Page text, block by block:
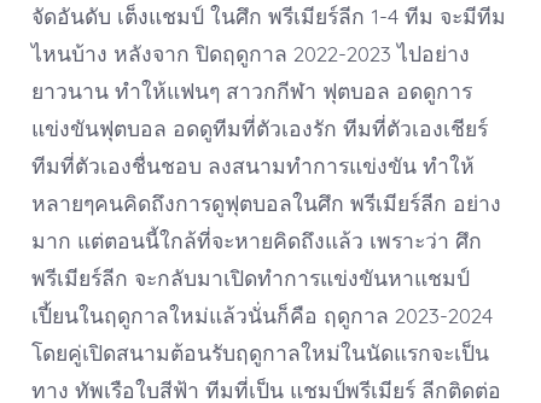
จัดอันดับ เต็งแชมป์ ในศึก พรีเมียร์ลีก 1-4 ทีม จะมีทีม
ไหนบ้าง หลังจาก ปิดฤดูกาล 2022-2023 ไปอย่าง
ยาวนาน ทำให้แฟนๆ สาวกกีฬา ฟุตบอล อดดูการ
แข่งขันฟุตบอล อดดูทีมที่ตัวเองรัก ทีมที่ตัวเองเชียร์
ทีมที่ตัวเองชื่นชอบ ลงสนามทำการแข่งขัน ทำให้
หลายๆคนคิดถึงการดูฟุตบอลในศึก พรีเมียร์ลีก อย่าง
มาก แต่ตอนนี้ใกล้ที่จะหายคิดถึงแล้ว เพราะว่า ศึก
พรีเมียร์ลีก จะกลับมาเปิดทำการแข่งขันหาแชมป์
เปี้ยนในฤดูกาลใหม่แล้วนั่นก็คือ ฤดูกาล 2023-2024
โดยคู่เปิดสนามต้อนรับฤดูกาลใหม่ในนัดแรกจะเป็น
ทาง ทัพเรือใบสีฟ้า ทีมที่เป็น แชมป์พรีเมียร์ ลีกติดต่อ